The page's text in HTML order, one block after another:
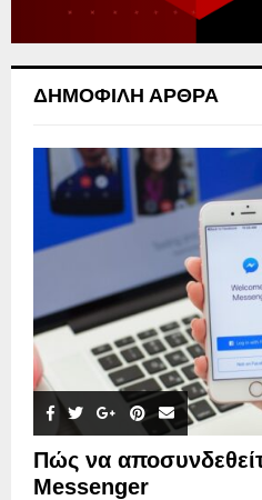
ΔΗΜΟΦΙΛΉ ΆΡΘΡΑ
Πώς να
Messenger